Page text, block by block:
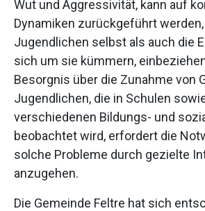
Wut und Aggressivität, kann auf
Dynamiken zurückgeführt
Jugendlichen selbst als auch die
sich um sie kümmern,
Besorgnis über die Zunahme von
Jugendlichen, die in Schulen
verschiedenen Bildungs- und
beobachtet wird, erfordert die
solche Probleme durch gezielte
anzugehen.
Die Gemeinde Feltre hat sich